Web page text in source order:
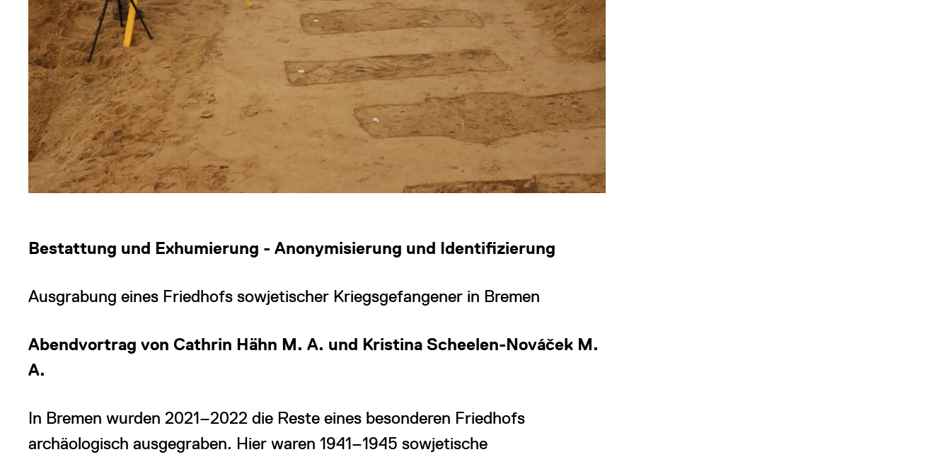
Bestattung und Exhumierung - Anonymisierung und Identifizierung
Ausgrabung eines Friedhofs sowjetischer Kriegsgefangener in Bremen
Abendvortrag von Cathrin Hähn M. A. und Kristina Scheelen-Nováček M.
A.
In Bremen wurden 2021‒2022 die Reste eines besonderen Friedhofs
archäologisch ausgegraben. Hier waren 1941‒1945 sowjetische